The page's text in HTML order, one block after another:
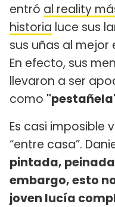
entró al reality
historia luce sus
sus uñas al mejor
En efecto, sus
llevaron a ser
como
Es casi imposible
“entre casa”.
pintada,
embargo, esto
joven lucía